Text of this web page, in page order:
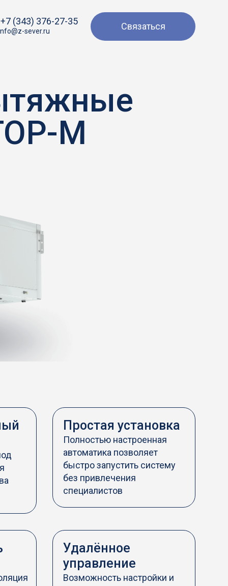
Связаться
+7 (343) 376-27-35
sever.ru
M
Простая установка
Полностью настроенная
автоматика позволяет
быстро запустить систему
без привлечения
специалистов
Удалённое
управление
Возможность настройки и